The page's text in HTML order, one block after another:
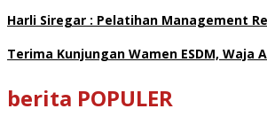
Harli Siregar : Pelatihan Management
Terima Kunjungan Wamen ESDM, Waja
berita POPULER